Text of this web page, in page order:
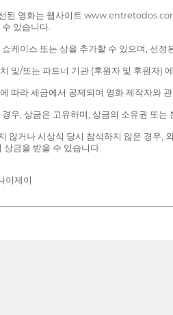
된 영화는 웹사이트
있습니다.
케이스 또는 상을 추가할 수 있으며, 선
및/또는 파트너 기관 (후원자 및 후원자)
따라 세금에서 공제되며 영화 제작자와
우, 상금은 고유하며, 상금의 소유권 또는
않거나 시상식 당시 참석하지 않은 경우,
상금을 받을 수 있습니다.
이제이